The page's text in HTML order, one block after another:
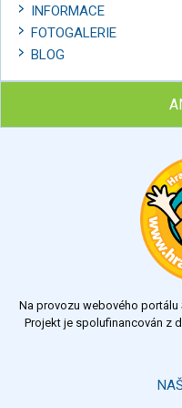
INFORMACE
FOTOGALERIE
BLOG
Výsledky
Na provozu webového portálu
Projekt je spolufinancován z